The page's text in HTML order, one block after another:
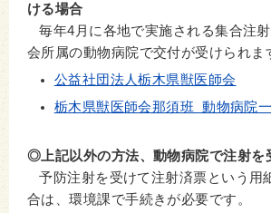
ける場合
毎年4月に各地で実施される集合注
会所属の動物病院で交付が受けられま
公益社団法人栃木県獣医師会
栃木県獣医師会那須班 動物病院
◎上記以外の方法、動物病院で注射を
予防注射を受けて注射済票という用
合は、環境課で手続きが必要です。